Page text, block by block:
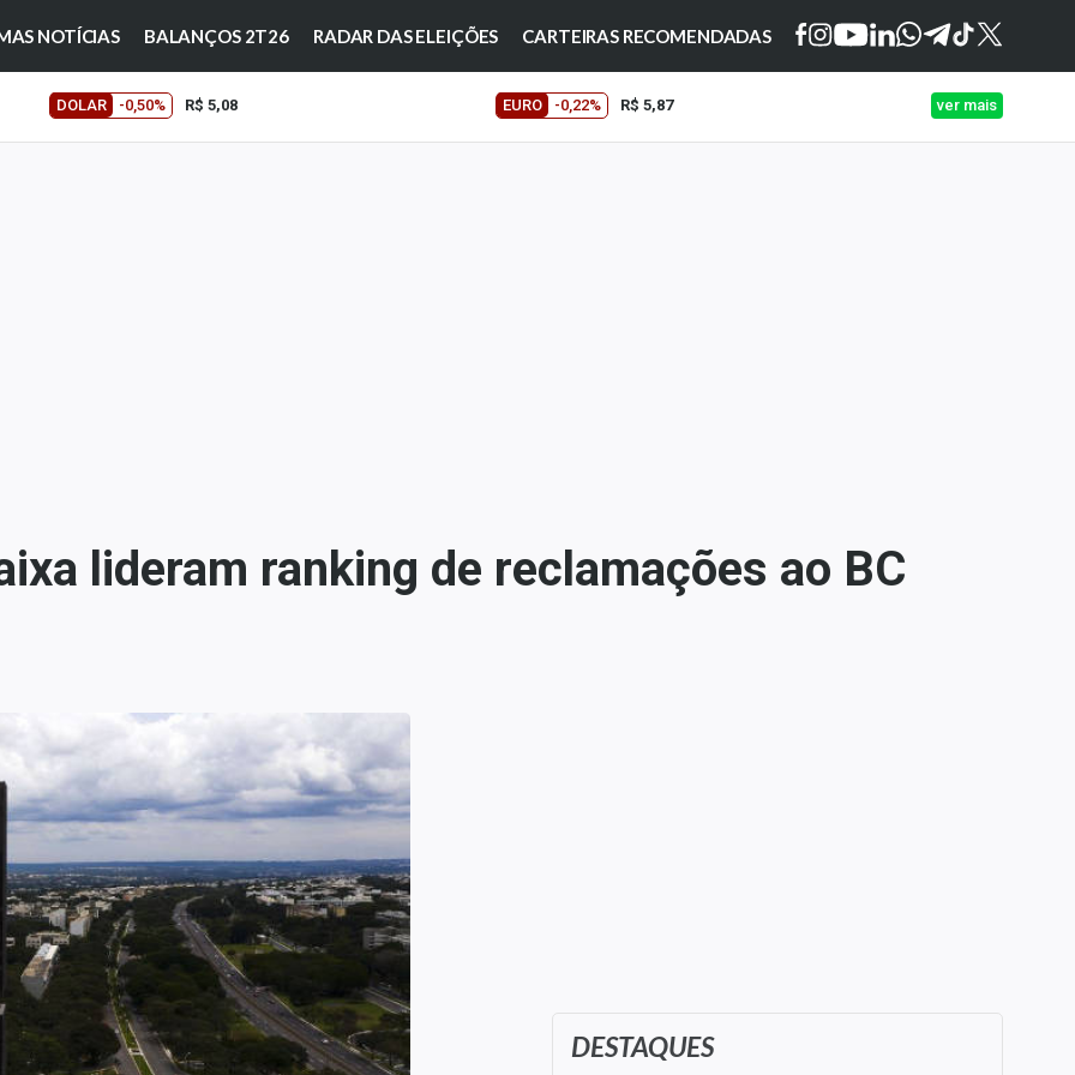
NOTÍCIAS BALANÇOS 2T26 RADAR DAS ELEIÇÕES CARTEIRAS RECOMENDADAS
DOLAR -0,50% R$ 5,08 EURO -0,22% R$ 5,87 ver mais
lideram ranking de reclamações ao BC
DESTAQUES